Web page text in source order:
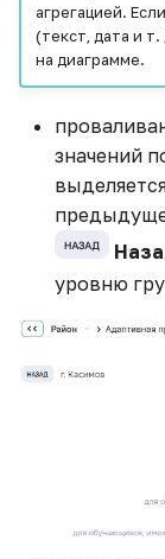
агрегацией.
(текст, дата и
на диаграмме.
значений
уровню